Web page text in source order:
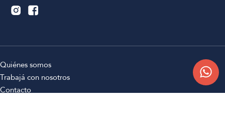
Quiénes somos
Trabajá con nosotros
Contacto